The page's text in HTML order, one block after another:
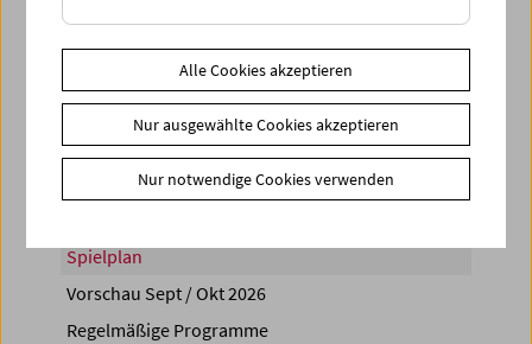
Share on
Spielplan
Vorschau Sept / Okt 2026
Regelmäßige Programme
Alle Cookies akzeptieren
Nur ausgewählte Cookies akzeptieren
Nur notwendige Cookies verwenden